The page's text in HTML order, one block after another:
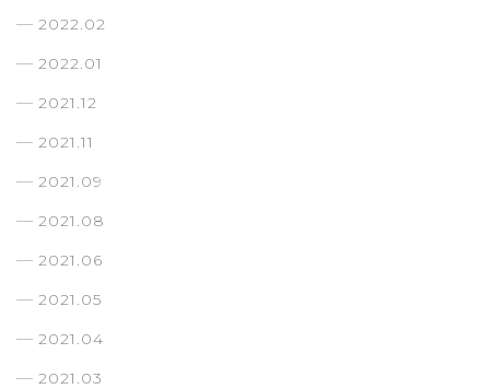
2022.02
2022.01
2021.12
2021.11
2021.09
2021.08
2021.06
2021.05
2021.04
2021.03